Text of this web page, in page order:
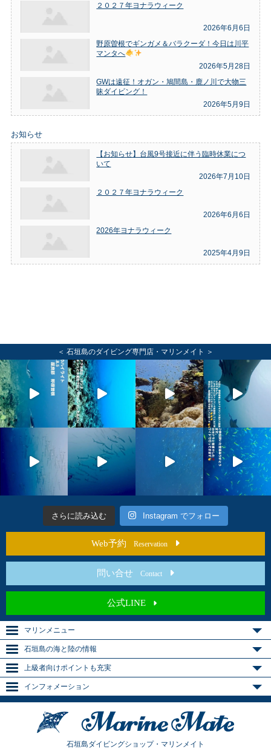
２０２７年ヨナラウィーク
2026年6月6日
野原曽根でギンガメ＆バラクーダ！今日は川平
マンタへ
2026年5月28日
GWは遠征！オガン・鳩間島・鹿ノ川で大物三
昧ダイビング！
2026年5月9日
お知らせ
【お知らせ】台風9号接近に伴う臨時休業につ
いて
2026年7月10日
２０２７年ヨナラウィーク
2026年6月6日
2026年ヨナラウィーク
2025年4月9日
＜ 石垣島のダイビング専門店・マリンメイト ＞
さらに読み込む Instagram でフォロー
Web予約 Reservation
問い合せ Contact
公式LINE
マリンメニュー
石垣島の海と陸の情報
上級者向けポイントも充実
インフォメーション
石垣島ダイビングショップ・マリンメイト